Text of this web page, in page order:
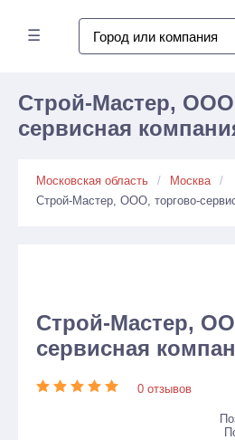
☰
Строй-Мастер,
сервисная
Московская область
Москва
Строй-Мастер, ООО, торгово-
Строй-Мастер,
сервисная
0 отзывов